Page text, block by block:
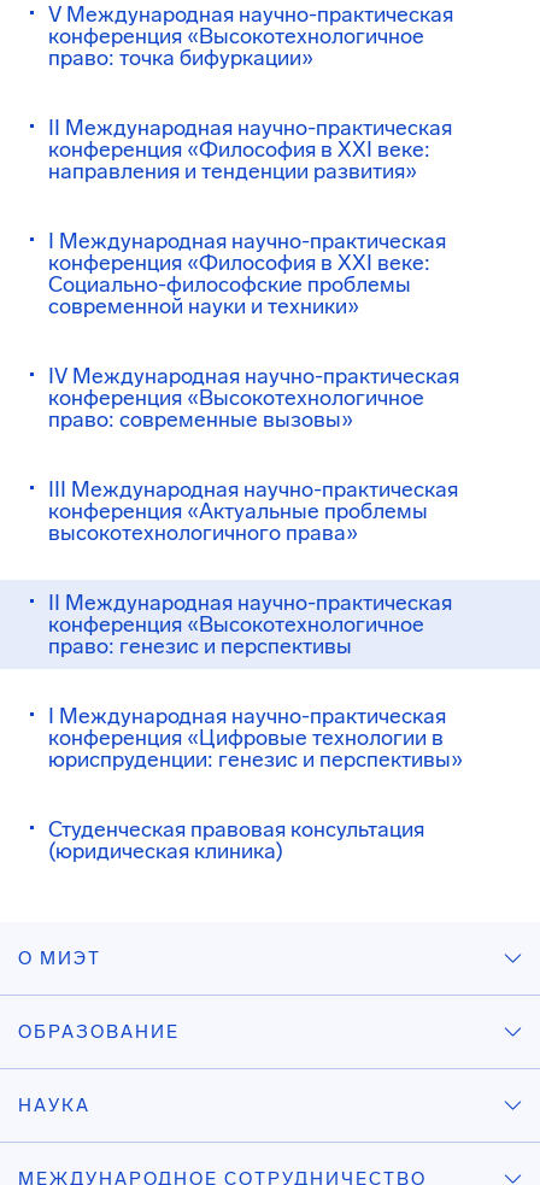
V Международная научно-практическая
конференция «Высокотехнологичное
право: точка бифуркации»
II Международная научно-практическая
конференция «Философия в XXI веке:
направления и тенденции развития»
I Международная научно-практическая
конференция «Философия в XXI веке:
Социально-философские проблемы
современной науки и техники»
IV Международная научно-практическая
конференция «Высокотехнологичное
право: современные вызовы»
III Международная научно-практическая
конференция «Актуальные проблемы
высокотехнологичного права»
II Международная научно-практическая
конференция «Высокотехнологичное
право: генезис и перспективы
I Международная научно-практическая
конференция «Цифровые технологии в
юриспруденции: генезис и перспективы»
Студенческая правовая консультация
(юридическая клиника)
О МИЭТ
ОБРАЗОВАНИЕ
НАУКА
МЕЖДУНАРОДНОЕ СОТРУДНИЧЕСТВО